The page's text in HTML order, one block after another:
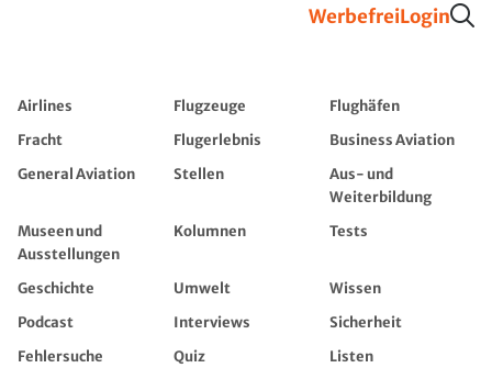
WerbefreiLogin
Airlines Flugzeuge
Flughäfen
Fracht
Flugerlebnis
Business Aviation
General Aviation
Stellen
Aus- und
Weiterbildung
Museen und
Ausstellungen
Kolumnen Tests
Geschichte Umwelt
Wissen
Podcast
Interviews
Sicherheit
Fehlersuche
Quiz
Listen